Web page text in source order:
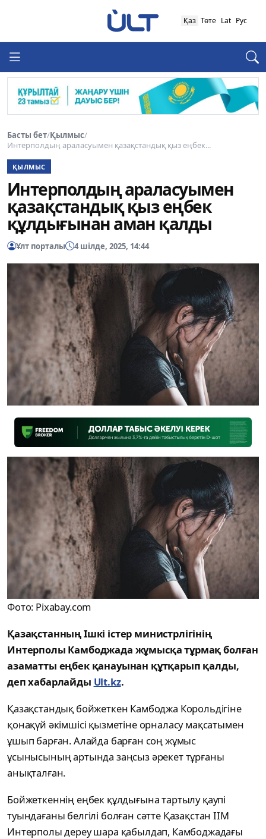
Қаз Төте Lat Рус
Басты бет/Қылмыс/
Интерполдың араласуымен қазақстандық қыз еңбек...
ҚЫЛМЫС
Интерполдың араласуымен
қазақстандық қыз еңбек
құлдығынан аман қалды
Ұлт порталы 4 шілде, 2025, 14:44
Фото: Pixabay.com
Қазақстанның Ішкі істер министрлігінің
Интерполы Камбоджада жұмысқа тұрмақ болған
азаматты еңбек қанауынан құтқарып қалды,
деп хабарлайды Ult.kz.
Қазақстандық бойжеткен Камбоджа Корольдігіне
қонақүй әкімшісі қызметіне орналасу мақсатымен
ұшып барған. Алайда барған соң жұмыс
ұсынысының артында заңсыз әрекет тұрғаны
анықталған.
Бойжеткеннің еңбек құлдығына тартылу қаупі
туындағаны белгілі болған сәтте Қазақстан ІІМ
Интерполы дереу шара қабылдап, Камбоджадағы